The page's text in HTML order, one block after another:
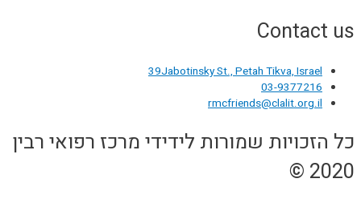
Contact us
39Jabotinsky St., Petah Tikva, Israel
03-9377216
rmcfriends@clalit.org.il
כל הזכויות שמורות לידידי מרכז רפואי רבין
2020 ©